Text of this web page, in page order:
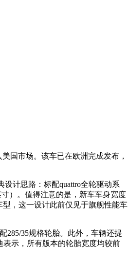
国市场。该车已在欧洲完成发布，
设计思路：标配quattro全轮驱动系
）。值得注意的是，新车车身宽度
型，这一设计此前仅见于旗舰性能车
285/35规格轮胎。此外，车辆还提
表示，所有版本的轮胎宽度均较前